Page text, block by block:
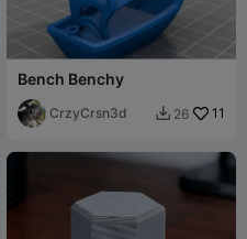
Bench Benchy
CrzyCrsn3d  26 11